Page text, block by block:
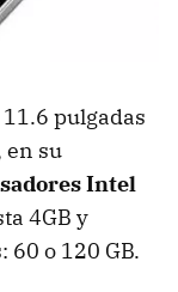
pulgadas
en su
Intel
4GB y
o 120 GB.